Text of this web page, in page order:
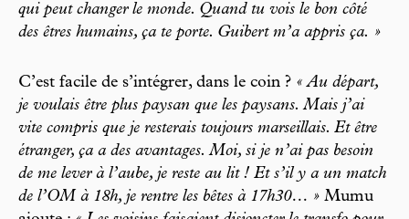
qui peut changer le monde. Quand tu vois le bon côté
des êtres humains, ça te porte. Guibert m’a appris ça. »
C’est facile de s’intégrer, dans le coin ? « Au départ,
je voulais être plus paysan que les paysans. Mais j’ai
vite compris que je resterais toujours marseillais. Et être
étranger, ça a des avantages. Moi, si je n’ai pas besoin
de me lever à l’aube, je reste au lit ! Et s’il y a un match
de l’OM à 18h, je rentre les bêtes à 17h30… » Mumu